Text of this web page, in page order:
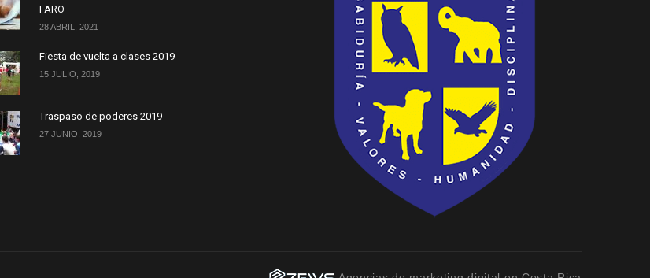
FARO
28 ABRIL, 2021
Fiesta de vuelta a clases 2019
15 JULIO, 2019
Traspaso de poderes 2019
27 JUNIO, 2019